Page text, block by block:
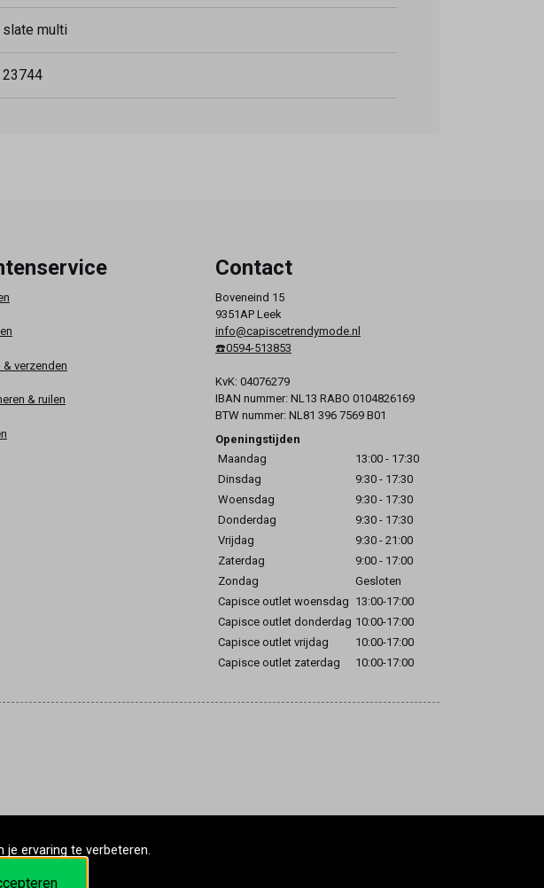
slate multi
23744
& verzenden
& ruilen
Contact
Boveneind 15
9351AP Leek
info@capiscetrendymode.nl
☎️0594-513853
KvK: 04076279
IBAN nummer: NL13 RABO 0104826169
BTW nummer: NL81 396 7569 B01
Openingstijden
Maandag
13:00 - 17:30
Dinsdag
9:30 - 17:30
Woensdag
9:30 - 17:30
Donderdag
9:30 - 17:30
Vrijdag
9:30 - 21:00
Zaterdag
9:00 - 17:00
Zondag
Gesloten
Capisce outlet woensdag 13:00-17:00
Capisce outlet donderdag 10:00-17:00
Capisce outlet vrijdag
10:00-17:00
Capisce outlet zaterdag
10:00-17:00
je ervaring te verbeteren.